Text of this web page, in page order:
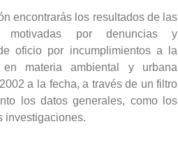
encontrarás los resultados de las
motivadas por denuncias y
oficio por incumplimientos a la
en materia ambiental y urbana
a la fecha, a través de un filtro
los datos generales, como los
investigaciones.